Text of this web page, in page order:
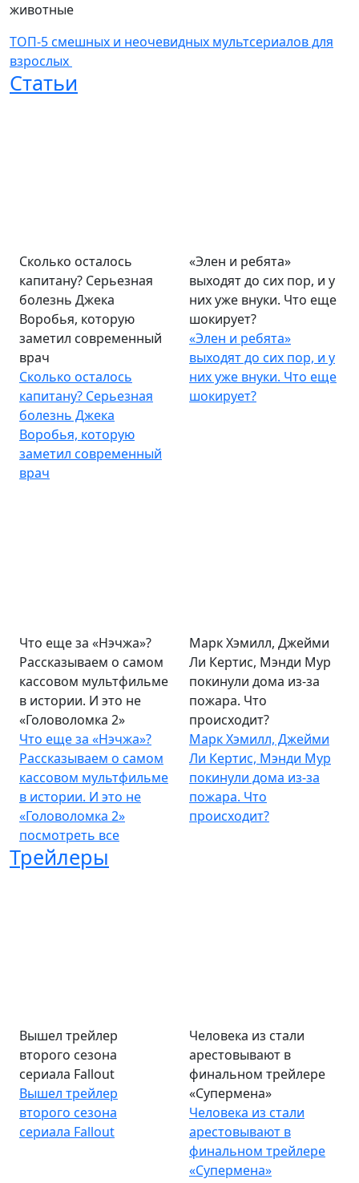
животные
ТОП-5 смешных и неочевидных мультсериалов для
взрослых
Статьи
Сколько осталось
капитану? Серьезная
болезнь Джека
Воробья, которую
заметил современный
врач
Сколько осталось
капитану? Серьезная
болезнь Джека
Воробья, которую
заметил современный
врач
«Элен и ребята»
выходят до сих пор, и у
них уже внуки. Что еще
шокирует?
«Элен и ребята»
выходят до сих пор, и у
них уже внуки. Что еще
шокирует?
Что еще за «Нэчжа»?
Рассказываем о самом
кассовом мультфильме
в истории. И это не
«Головоломка 2»
Что еще за «Нэчжа»?
Рассказываем о самом
кассовом мультфильме
в истории. И это не
«Головоломка 2»
Марк Хэмилл, Джейми
Ли Кертис, Мэнди Мур
покинули дома из-за
пожара. Что
происходит?
Марк Хэмилл, Джейми
Ли Кертис, Мэнди Мур
покинули дома из-за
пожара. Что
происходит?
посмотреть все
Трейлеры
Вышел трейлер
второго сезона
сериала Fallout
Вышел трейлер
второго сезона
сериала Fallout
Человека из стали
арестовывают в
финальном трейлере
«Супермена»
Человека из стали
арестовывают в
финальном трейлере
«Супермена»